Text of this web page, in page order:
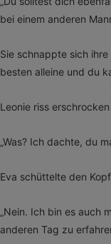
bei einem anderen
Sie schnappte sich
besten alleine und du
Leonie riss
„Was? Ich dachte, du
Eva schüttelte den
„Nein. Ich bin es auch
anderen Tag zu